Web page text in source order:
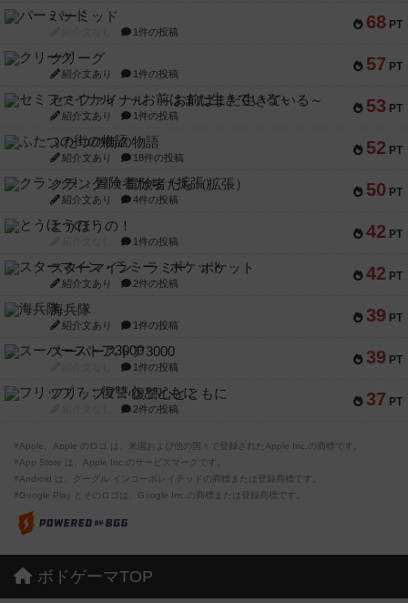
68 PT
パーミッド
1件の投稿
57 PT
クリーグ
紹介文あり 1件の投稿
53 PT
セミファイナル ～お前はまだ生きている～
紹介文あり 1件の投稿
52 PT
ふたつの街の物語
紹介文あり 18件の投稿
50 PT
クランク! ：冒険者たち（拡張）
紹介文あり 4件の投稿
42 PT
とうほうの！
1件の投稿
42 PT
スターマイン・ラミー ポケット
紹介文あり 2件の投稿
39 PT
海兵隊
紹介文あり 1件の投稿
39 PT
スーパーストア3000
1件の投稿
37 PT
フリップ７：復讐心とともに
2件の投稿
※Apple、Apple のロゴ は、米国および他の国々で登録されたApple Inc.の商標です。
※App Store は、Apple Inc.のサービスマークです。
※Android は、グーグル インコーポレイテッドの商標または登録商標です。
※Google Play とそのロゴは、Google Inc.の商標または登録商標です。
ボドゲーマTOP